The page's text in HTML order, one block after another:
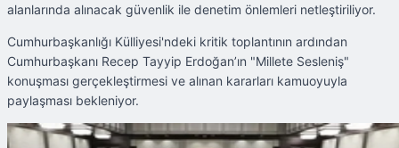
alanlarında alınacak güvenlik ile denetim önlemleri netleştiriliyor.
Cumhurbaşkanlığı Külliyesi'ndeki kritik toplantının ardından
Cumhurbaşkanı Recep Tayyip Erdoğan’ın "Millete Sesleniş"
konuşması gerçekleştirmesi ve alınan kararları kamuoyuyla
paylaşması bekleniyor.